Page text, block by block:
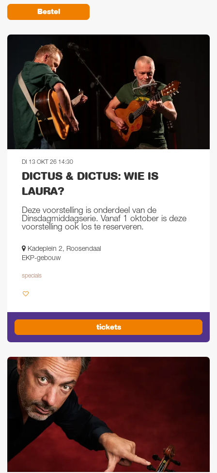
Bestel
DICTUS & DICTUS: WIE IS
LAURA?
DI 13 OKT 26 14:30
Deze voorstelling is onderdeel van de
Dinsdagmiddagserie. Vanaf 1 oktober is deze
voorstelling ook los te reserveren.
Kadeplein 2, Roosendaal
EKP-gebouw
specials
tickets